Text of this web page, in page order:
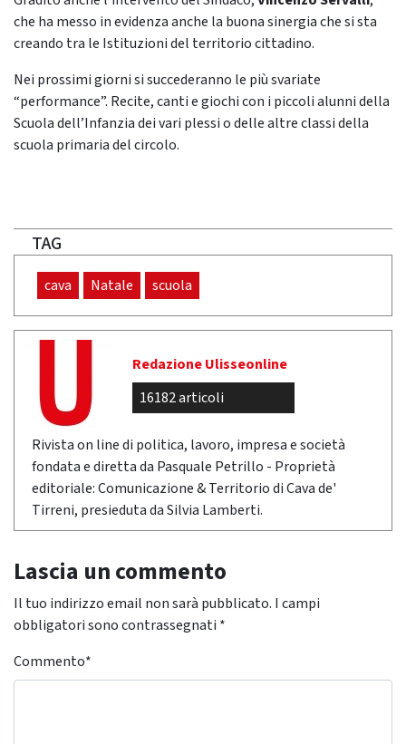
che ha messo in evidenza anche la buona sinergia che si sta
creando tra le Istituzioni del territorio cittadino.
Nei prossimi giorni si succederanno le più svariate
“performance”. Recite, canti e giochi con i piccoli alunni della
Scuola dell’Infanzia dei vari plessi o delle altre classi della
scuola primaria del circolo.
TAG
cava Natale scuola
Redazione Ulisseonline
16182 articoli
Rivista on line di politica, lavoro, impresa e società
fondata e diretta da Pasquale Petrillo - Proprietà
editoriale: Comunicazione & Territorio di Cava de'
Tirreni, presieduta da Silvia Lamberti.
Lascia un commento
Il tuo indirizzo email non sarà pubblicato. I campi
obbligatori sono contrassegnati *
Commento*